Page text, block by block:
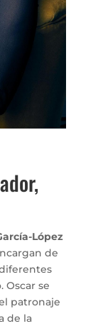
López
de
Oscar se
patronaje
de la